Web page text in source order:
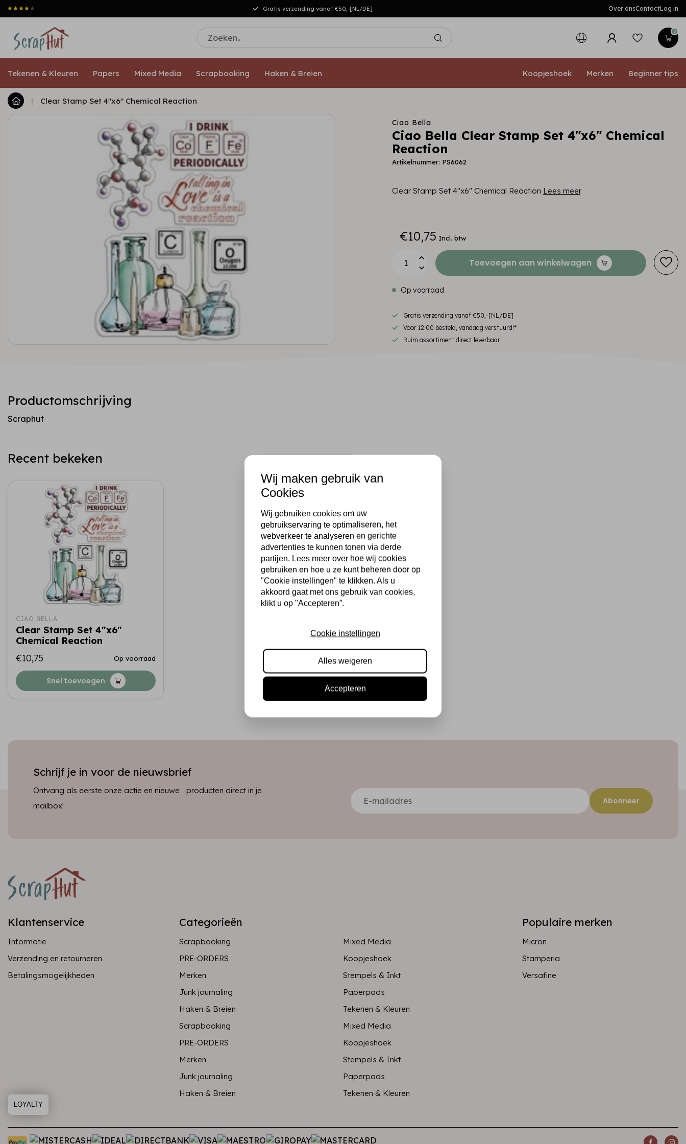
Gratis verzending vanaf €50,-[NL/DE] Over onsContactLog in
0
Tekenen & Kleuren Papers Mixed Media Scrapbooking Haken & Breien Koopjeshoek Merken Beginner tips
| Clear Stamp Set 4"x6" Chemical Reaction
Ciao Bella
Ciao Bella Clear Stamp Set 4"x6" Chemical
Reaction
Artikelnummer: PS6062
Clear Stamp Set 4"x6" Chemical Reaction Lees meer.
€10,75 Incl. btw
Toevoegen aan winkelwagen
Op voorraad
Gratis verzending vanaf €50,-[NL/DE]
Voor 12:00 besteld, vandaag verstuurd!*
Ruim assortiment direct leverbaar
Productomschrijving
Scraphut
Recent bekeken
CIAO BELLA
Clear Stamp Set 4"x6"
Chemical Reaction
€10,75
Op voorraad
Snel toevoegen
Schrijf je in voor de nieuwsbrief
Ontvang als eerste onze actie en nieuwe producten direct in je
mailbox!
Abonneer
Klantenservice
Informatie
Verzending en retourneren
Betalingsmogelijkheden
Categorieën
Scrapbooking
Mixed Media
PRE-ORDERS
Koopjeshoek
Merken
Stempels & Inkt
Junk journaling
Paperpads
Haken & Breien
Tekenen & Kleuren
Scrapbooking
Mixed Media
PRE-ORDERS
Koopjeshoek
Merken
Stempels & Inkt
Junk journaling
Paperpads
Haken & Breien
Tekenen & Kleuren
Populaire merken
Micron
Stamperia
Versafine
Wij maken gebruik van
Cookies
Wij gebruiken cookies om uw
gebruikservaring te optimaliseren, het
webverkeer te analyseren en gerichte
advertenties te kunnen tonen via derde
partijen. Lees meer over hoe wij cookies
gebruiken en hoe u ze kunt beheren door op
"Cookie instellingen" te klikken. Als u
akkoord gaat met ons gebruik van cookies,
klikt u op "Accepteren”.
Cookie instellingen
Alles weigeren
Accepteren
LOYALTY